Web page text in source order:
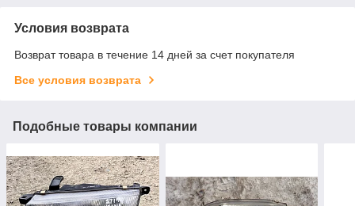
Условия возврата
Возврат товара в течение 14 дней за счет покупателя
Все условия возврата
Подобные товары компании